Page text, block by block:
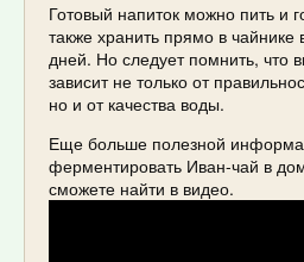
Готовый напиток можно пить и
также хранить прямо в чайнике
дней. Но следует помнить, что
зависит не только от
но и от качества воды.
Еще больше полезной
ферментировать Иван-чай в
сможете найти в видео.